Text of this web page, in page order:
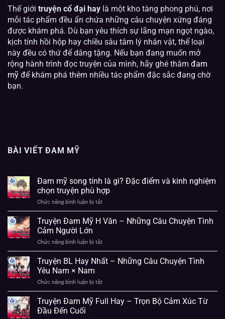
Thế giới truyện cổ đại hay là một kho tàng phong phú, nơi
mỗi tác phẩm đều ẩn chứa những câu chuyện xứng đáng
được khám phá. Dù bạn yêu thích sự lãng mạn ngọt ngào,
kịch tính hồi hộp hay chiều sâu tâm lý nhân vật, thể loại
này đều có thứ để dâng tặng. Nếu bạn đang muốn mở
rộng hành trình đọc truyện của mình, hãy ghé thăm đam
mỹ để khám phá thêm nhiều tác phẩm đặc sắc đang chờ
bạn.
BÀI VIẾT ĐAM MỸ
Đam mỹ song tính là gì? Đặc điểm và kinh nghiệm
chọn truyện phù hợp
Chức năng bình luận bị tắt
Đam
mỹ
song
điểm
chọn
truyện
Truyện Đam Mỹ H Văn – Những Câu Chuyện Tình
Cảm Người Lớn
Chức năng bình luận bị tắt
Truyện
Đam
Mỹ
Câu
Truyện BL Hay Nhất – Những Câu Chuyện Tình
Yêu Nam × Nam
Chức năng bình luận bị tắt
Truyện
BL
Hay
Truyện Đam Mỹ Full Hay – Trọn Bộ Cảm Xúc Từ
Đầu Đến Cuối